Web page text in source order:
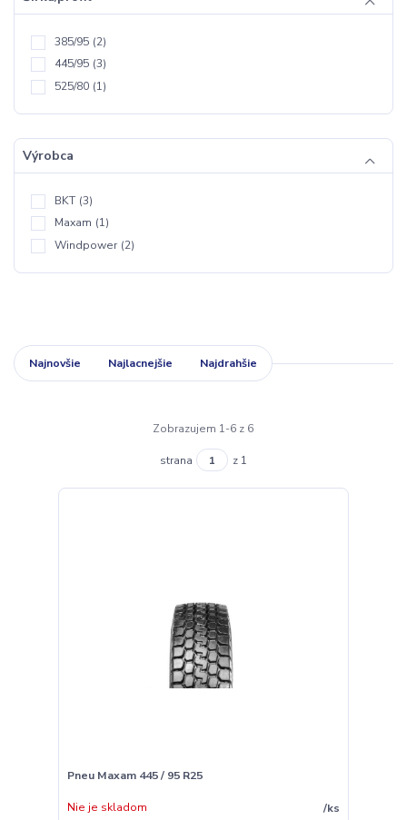
385/95 (2)
445/95 (3)
525/80 (1)
Výrobca
BKT (3)
Maxam (1)
Windpower (2)
Najnovšie Najlacnejšie Najdrahšie
Zobrazujem 1-6 z 6
strana z 1
Pneu Maxam 445 / 95 R25
/ks
Nie je skladom